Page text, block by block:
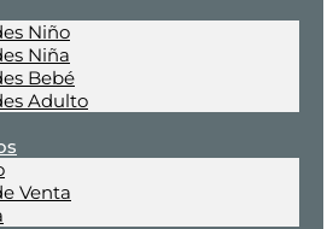
Niño
Niña
Bebé
Adulto
Venta